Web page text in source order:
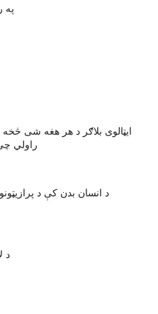
په
ایټالوی بلاګر د هر هغه شی
راولي
د انسان بدن کې د
د